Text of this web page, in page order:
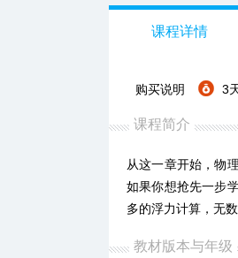
课程详情
购买说明 3
课程简介
从这一章开始，物
如果你想抢先一步
多的浮力计算，无
教材版本与年级